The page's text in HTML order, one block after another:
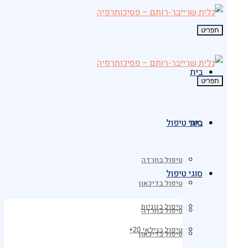
תפריט
בית
סוגי טיפול
טיפול בחרדה
טיפול בדיכאון
טיפול בזוגיות
טיפול בגילאי 20+
תפריט
בית
סוגי טיפול
טיפול בחרדה
טיפול בדיכאון